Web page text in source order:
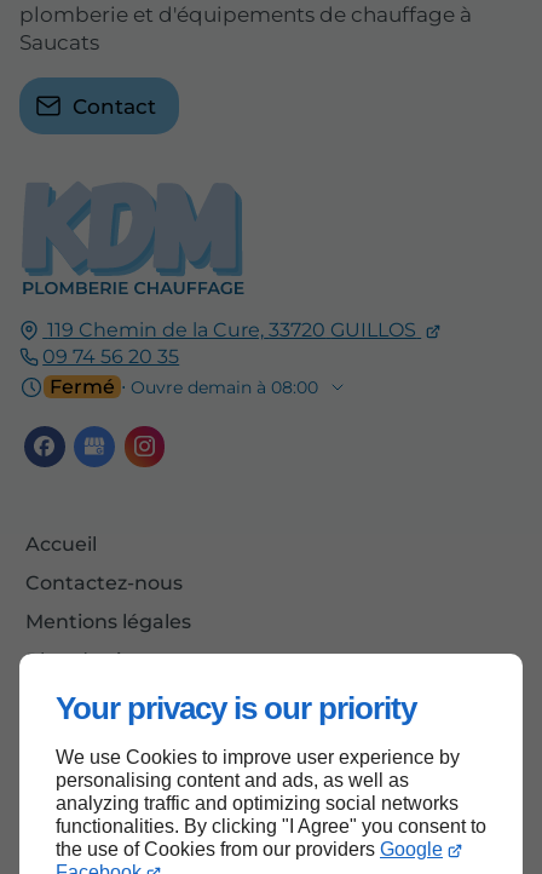
Your privacy is our priority
We use Cookies to improve user experience by
personalising content and ads, as well as
analyzing traffic and optimizing social networks
functionalities. By clicking "I Agree" you consent to
the use of Cookies from our providers Google
119 Chemin de la Cure, 33720 GUILLOS
09 74 56 20 35
Fermé ⋅ Ouvre demain à 08:00
Accueil
Contactez-nous
Mentions légales
Plan du site
plomberie et d'équipements de chauffage à
Saucats
Contact
Haut de page